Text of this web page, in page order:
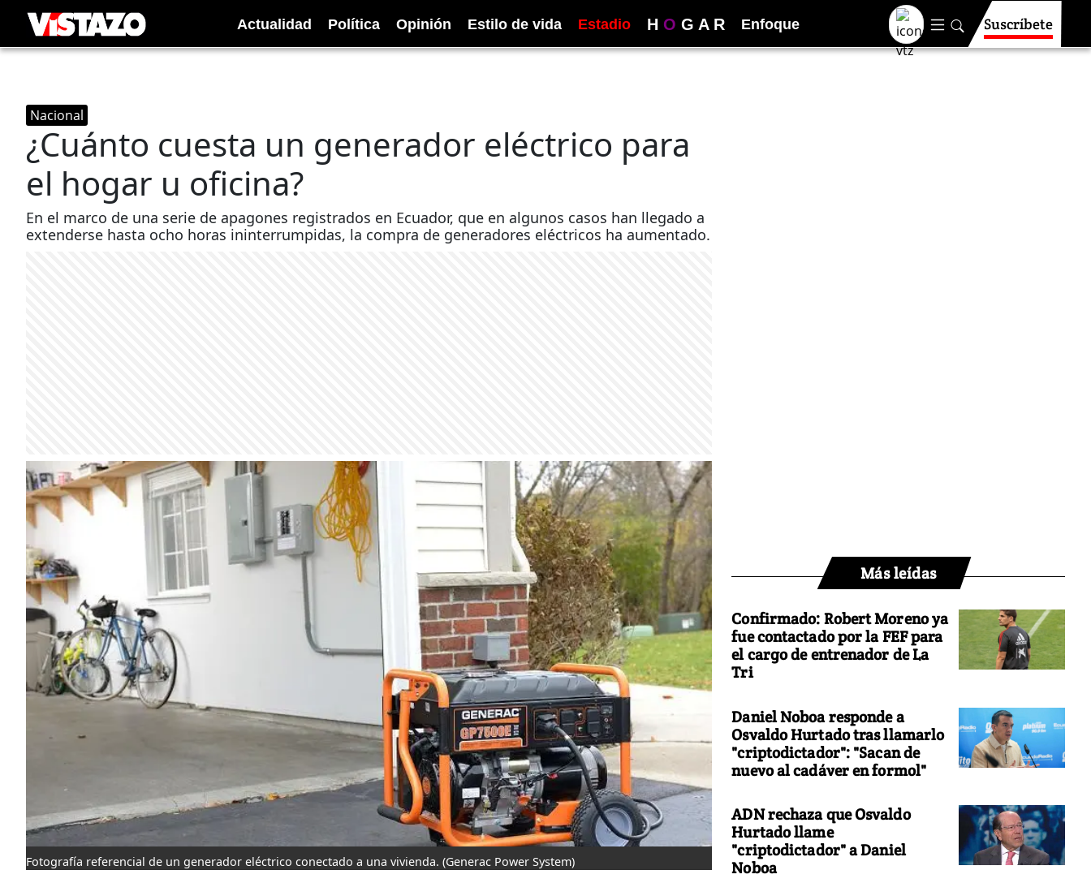
Actualidad Política Opinión Estilo de vida Estadio H O G A R Enfoque Suscríbete
Nacional
¿Cuánto cuesta un generador eléctrico para
el hogar u oficina?
En el marco de una serie de apagones registrados en Ecuador, que en algunos casos han llegado a
extenderse hasta ocho horas ininterrumpidas, la compra de generadores eléctricos ha aumentado.
Fotografía referencial de un generador eléctrico conectado a una vivienda. (Generac Power System)
Más leídas
Confirmado: Robert Moreno ya
fue contactado por la FEF para
el cargo de entrenador de La
Tri
Daniel Noboa responde a
Osvaldo Hurtado tras llamarlo
"criptodictador": "Sacan de
nuevo al cadáver en formol"
ADN rechaza que Osvaldo
Hurtado llame
"criptodictador" a Daniel
Noboa